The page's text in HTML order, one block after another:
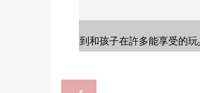
到和孩子在許多能享受的玩
餐桌以
用南和東
亮
請家
有廚
一邊和家族享受會話，
作為僅僅只是
洗臉盤子下部
1坪
在
便於戶外用品以及季節
光照在寬
是對育兒
停車場也屬於屋頂